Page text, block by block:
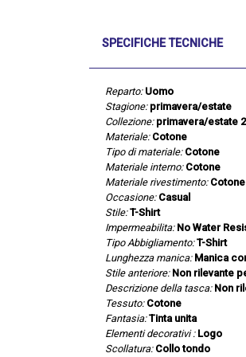
SPECIFICHE TECNICHE
Reparto: Uomo
Stagione: primavera/estate
Collezione: primavera/estate
Materiale: Cotone
Tipo di materiale: Cotone
Materiale interno: Cotone
Materiale rivestimento: Cotone
Occasione: Casual
Stile: T-Shirt
Impermeabilita: No Water
Tipo Abbigliamento: T-Shirt
Lunghezza manica: Manica
Stile anteriore: Non rilevante
Descrizione della tasca: Non
Tessuto: Cotone
Fantasia: Tinta unita
Elementi decorativi : Logo
Scollatura: Collo tondo